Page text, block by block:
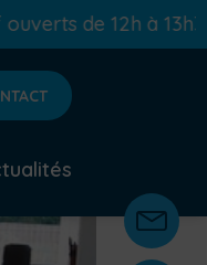
- bassin nordique